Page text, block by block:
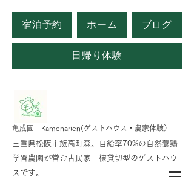
宿泊予約 ホーム ブログ
日帰り体験
​亀成園 Kamenarien(ゲストハウス・農家体験）
​​三重県松阪市飯高町森。自給率70%の自然養鶏
学習農園が営む古民家一棟貸切型のゲストハウ
スです。